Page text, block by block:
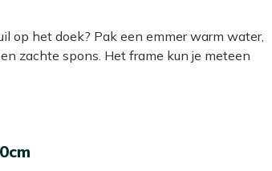
doek eenvoudig in. Geen gedoe met
tuinset met 3 tot 4 stoelen. Perfect voor
op het doek? Pak een emmer warm water,
zachte spons. Het frame kun je meteen
onze Kees Smit Textiel & Rope
te maken. Gebruik daarvoor onze